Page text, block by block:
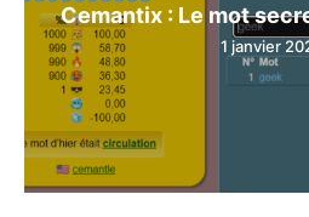
Cemantix : Le mot
1 janvier